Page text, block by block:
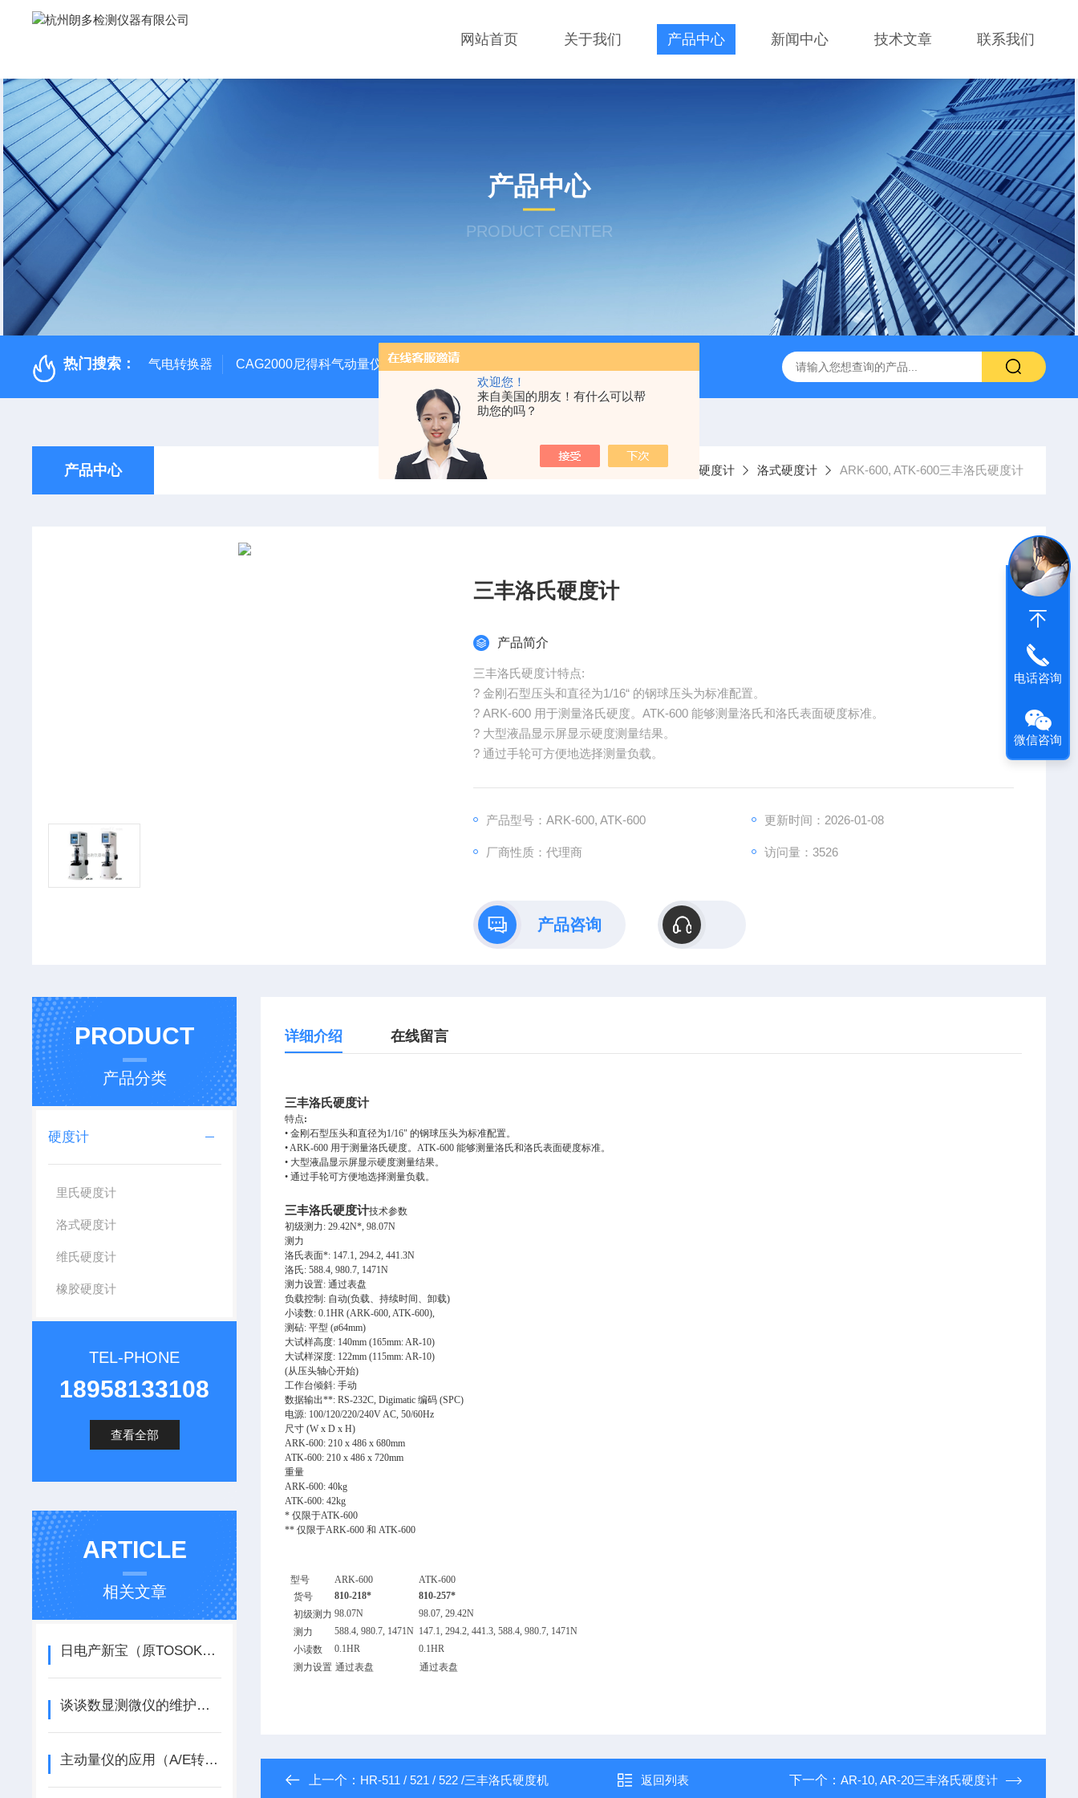
欢迎您！
来自美国的朋友！有什么可以帮
助您的吗？
网站首页 关于我们 产品中心 新闻中心 技术文章 联系我们
产品中心
PRODUCT CENTER
热门搜索： 气电转换器 CAG2000尼得科气动量仪 tosok外径测台 TOSOK气动量仪CAG2000 X-MET8000手持式X荧光光谱仪
产品中心 当前位置：首页 产品中心 硬度计 洛式硬度计 ARK-600, ATK-600三丰洛氏硬度计
三丰洛氏硬度计
产品简介
三丰洛氏硬度计特点:
? 金刚石型压头和直径为1/16“ 的钢球压头为标准配置。
? ARK-600 用于测量洛氏硬度。ATK-600 能够测量洛氏和洛氏表面硬度标准。
? 大型液晶显示屏显示硬度测量结果。
? 通过手轮可方便地选择测量负载。
产品型号：ARK-600, ATK-600 更新时间：2026-01-08
厂商性质：代理商 访问量：3526
产品咨询
PRODUCT
产品分类
硬度计
里氏硬度计
洛式硬度计
维氏硬度计
橡胶硬度计
TEL-PHONE
18958133108
查看全部
ARTICLE
相关文章
日电产新宝（原TOSOK）-CAG2000气动量仪使用视频
谈谈数显测微仪的维护与保养
主动量仪的应用（A/E转换器在气动量仪）
详细介绍 在线留言
三丰洛氏硬度计
特点:
•金刚石型压头和直径为1/16"的钢球压头为标准配置。
• ARK-600 用于测量洛氏硬度。ATK-600能够测量洛氏和洛氏表面硬度标准。
• 大型液晶显示屏显示硬度测量结果。
•通过手轮可方便地选择测量负载。
三丰洛氏硬度计技术参数
初级测力: 29.42N*, 98.07N
测力
洛氏表面*: 147.1, 294.2, 441.3N
洛氏: 588.4, 980.7, 1471N
测力设置:通过表盘
负载控制 : 自动(负载、持续时间、卸载)
小读数: 0.1HR (ARK-600, ATK-600),
测砧:平型(ø64mm)
大试样高度: 140mm (165mm: AR-10)
大试样深度: 122mm (115mm: AR-10)
(从压头轴心开始)
工作台倾斜:手动
数据输出**: RS-232C, Digimatic编码(SPC)
电源: 100/120/220/240V AC, 50/60Hz
尺寸(W x D x H)
ARK-600: 210 x 486 x 680mm
ATK-600: 210 x 486 x 720mm
重量
ARK-600: 40kg
ATK-600: 42kg
*仅限于ATK-600
**仅限于ARK-600和ATK-600
型号 ARK-600
ATK-600
货号
810-218*
810-257*
初级测力 98.07N
98.07, 29.42N
测力
588.4, 980.7, 1471N 147.1, 294.2, 441.3, 588.4, 980.7, 1471N
小读数
0.1HR
0.1HR
测力设置 通过表盘 通过表盘
上一个： HR-511 / 521 / 522 /三丰洛氏硬度机 返回列表 下一个： AR-10, AR-20三丰洛氏硬度计
电话咨询
微信咨询